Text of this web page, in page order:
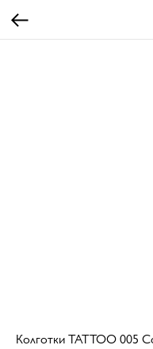
Колготки TATTOO 005